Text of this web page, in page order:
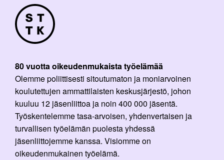
80 vuotta oikeudenmukaista työelämää
Olemme poliittisesti sitoutumaton ja moniarvoinen
koulutettujen ammattilaisten keskusjärjestö, johon
kuuluu 12 jäsenliittoa ja noin 400 000 jäsentä.
Työskentelemme tasa-arvoisen, yhdenvertaisen ja
turvallisen työelämän puolesta yhdessä
jäsenliittojemme kanssa. Visiomme on
oikeudenmukainen työelämä.